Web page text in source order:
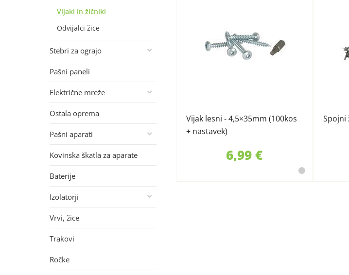
Vijaki in žičniki
Odvijalci žice
Stebri za ograjo
Pašni paneli
Električne mreže
Ostala oprema
Pašni aparati
Kovinska škatla za aparate
Baterije
Izolatorji
Vrvi, žice
Trakovi
Ročke
Vijak lesni - 4,5×35mm (100kos
+ nastavek)
6,99 €
Spojni